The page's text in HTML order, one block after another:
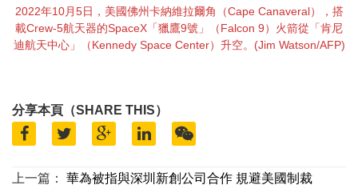
2022年10月5日，美國佛州卡納維拉爾角（Cape Canaveral），搭
載Crew-5航天器的SpaceX「獵鷹9號」（Falcon 9）火箭從「肯尼
迪航天中心」（Kennedy Space Center）升空。(Jim Watson/AFP)
分享本頁（SHARE THIS）
上一篇：
華為被指與深圳新創公司合作 規避美國制裁